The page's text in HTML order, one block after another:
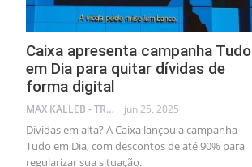
Caixa apresenta campanha Tudo
em Dia para quitar dívidas de
forma digital
MAX KALLEB - TRADER jun 25, 2025
Dívidas em alta? A Caixa lançou a campanha
Tudo em Dia, com descontos de até 90% para
regularizar sua situação.